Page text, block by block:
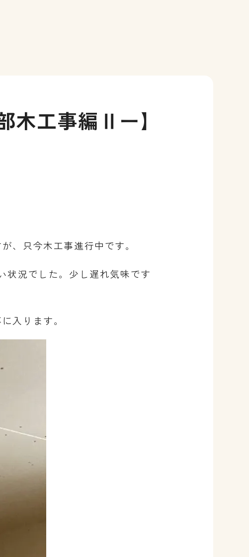
木工事編Ⅱー】
、只今木工事進行中です。
況でした。 少し遅れ気味です
入ります。